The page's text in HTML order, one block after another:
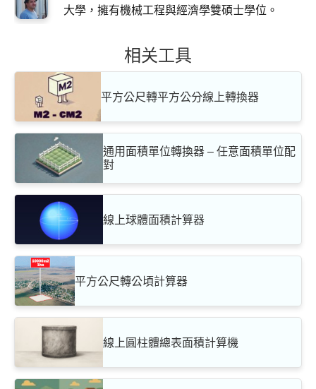
大學，擁有機械工程與經濟學雙碩士學位。
相关工具
平方公尺轉平方公分線上轉換器
通用面積單位轉換器 – 任意面積單位配
對
線上球體面積計算器
平方公尺轉公頃計算器
線上圓柱體總表面積計算機